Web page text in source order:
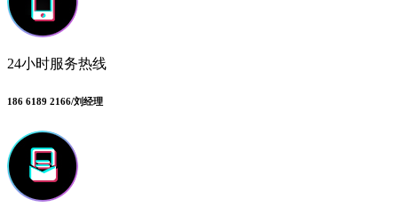
24小时服务热线
186 6189 2166/刘经理